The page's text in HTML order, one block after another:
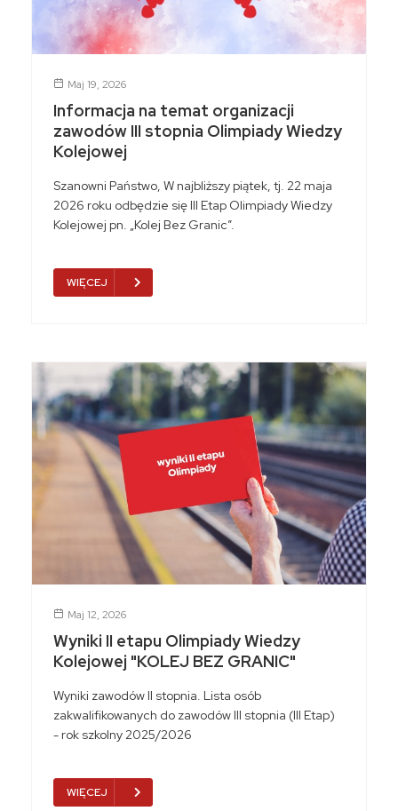
Maj 19, 2026
Informacja na temat organizacji
zawodów III stopnia Olimpiady Wiedzy
Kolejowej
Szanowni Państwo, W najbliższy piątek, tj. 22 maja
2026 roku odbędzie się III Etap Olimpiady Wiedzy
Kolejowej pn. „Kolej Bez Granic”.
WIĘCEJ
Maj 12, 2026
Wyniki II etapu Olimpiady Wiedzy
Kolejowej "KOLEJ BEZ GRANIC"
Wyniki zawodów II stopnia. Lista osób
zakwalifikowanych do zawodów III stopnia (III Etap)
- rok szkolny 2025/2026
WIĘCEJ